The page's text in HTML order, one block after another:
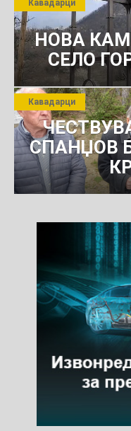
НОВА
СЕЛО
Кавадарци
СПАНЏОВ
Кавадарци